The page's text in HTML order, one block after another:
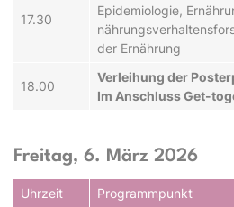
17.30
E­pi­de­mi­o­lo­gie,
der Er­nähr­ung
18.00
Ver­leih­ung der
Im An­schluss Get-
Freitag, 6. März 2026
Uhr­zeit Pro­gramm­punkt